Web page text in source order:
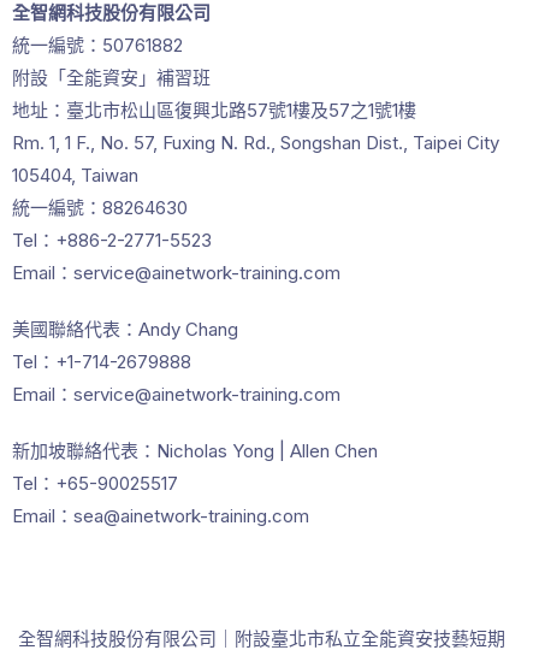
全智網科技股份有限公司
統一編號：50761882
附設「全能資安」補習班
地址：臺北市松山區復興北路57號1樓及57之1號1樓
Rm. 1, 1 F., No. 57, Fuxing N. Rd., Songshan Dist., Taipei City
105404, Taiwan
統一編號：88264630
Tel：+886-2-2771-5523
Email：service@ainetwork-training.com
美國聯絡代表：Andy Chang
Tel：+1-714-2679888
Email：service@ainetwork-training.com
新加坡聯絡代表：Nicholas Yong | Allen Chen
Tel：+65-90025517
Email：sea@ainetwork-training.com
全智網科技股份有限公司｜附設臺北市私立全能資安技藝短期